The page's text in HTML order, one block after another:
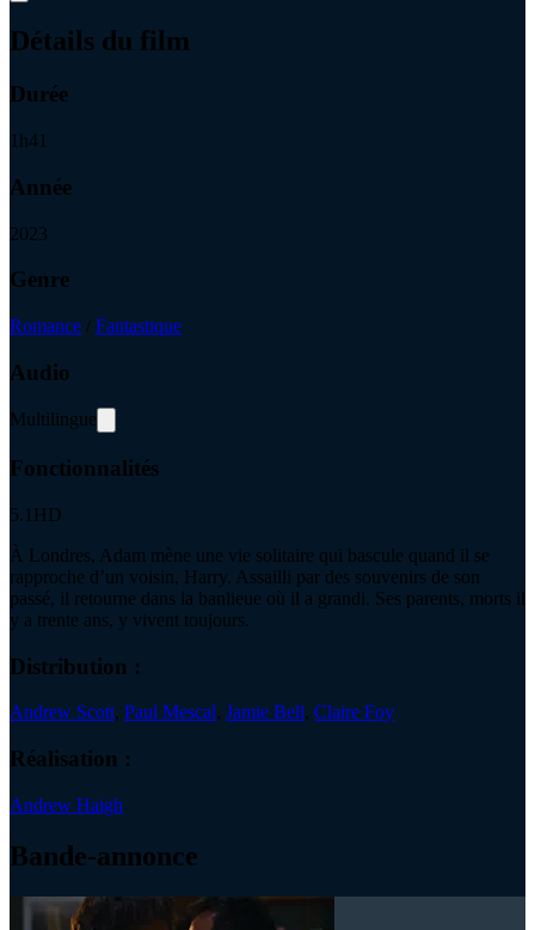
Détails du film
Durée
1 h41
Année
2023
Genre
Romance / Fantastique
Audio
Multilingue
Fonctionnalités
5.1 HD
À Londres, Adam mène une vie solitaire qui bascule quand il se
rapproche d’un voisin, Harry. Assailli par des souvenirs de son
passé, il retourne dans la banlieue où il a grandi. Ses parents, morts il
y a trente ans, y vivent toujours.
Distribution :
Andrew Scott, Paul Mescal, Jamie Bell, Claire Foy
Réalisation :
Andrew Haigh
Bande-annonce